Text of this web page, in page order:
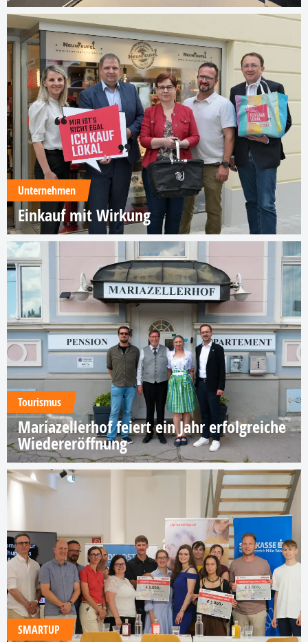
Unternehmen
Einkauf mit Wirkung
Tourismus
Mariazellerhof feiert ein Jahr erfolgreiche
Wiedereröffnung
SMARTUP